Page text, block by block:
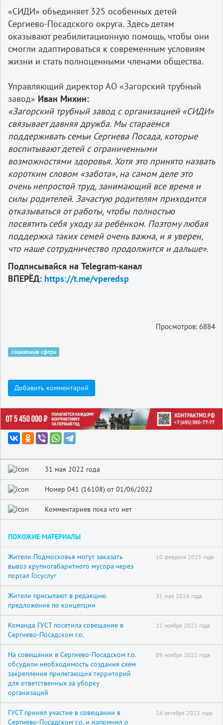
«СИДИ» объединяет 325 особенных детей
Сергиево-Посадского округа. Здесь детям
оказывают реабилитационную помощь, чтобы они
смогли адаптироваться к современным условиям
жизни и стать полноценными членами общества.
Управляющий директор АО «Загорский трубный
завод» Иван Михин:
«Загорский трубный завод с организацией «СИДИ»
связывает давняя дружба. Мы стараемся
поддерживать семьи Сергиева Посада, которые
воспитывают детей с ограниченными
возможностями здоровья. Хотя это принято назвать
коротким словом «забота», на самом деле это
очень непростой труд, занимающий все время и
силы родителей. Зачастую родителям приходится
отказываться от работы, чтобы полностью
посвятить себя уходу за ребёнком. Поэтому любая
поддержка таких семей очень важна, и я уверен,
что наше сотрудничество продолжится и дальше».
Подписывайся на Telegram-канал
ВПЕРЁД: https://t.me/vperedsp
Просмотров: 6884
социальная сфера
Добавить комментарий
31 мая 2022 года
Номер 041 (16108) от 01/06/2022
Комментариев пока что нет
ПОХОЖИЕ МАТЕРИАЛЫ
Жители Подмосковья могут заказать
вывоз крупногабаритного мусора через
портал Госуслуг
10 февраля 2025 года
Жители присылают в редакцию
предложения по концепции
31 мая 2024 года
Команда ГУСТ посетила совещание в
Сергиево-Посадском г.о.
22 ноября 2022 года
На совещании в Сергиево-Посадском г.о.
обсудили необходимость создания схем
закрепления прилегающих территорий
для ответственных за уборку
организаций
09 ноября 2022 года
ГУСТ принял участие в совещании в
Сергиево-Посадском г.о. и напомнил о
24 октября 2022 года